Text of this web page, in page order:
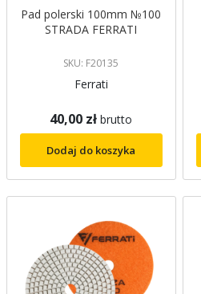
Pad polerski 100mm №100
STRADA FERRATI
SKU: F20135
Ferrati
40,00 zł brutto
Dodaj do koszyka